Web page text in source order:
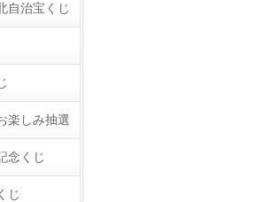
自治宝くじ
楽しみ抽選
念くじ
じ